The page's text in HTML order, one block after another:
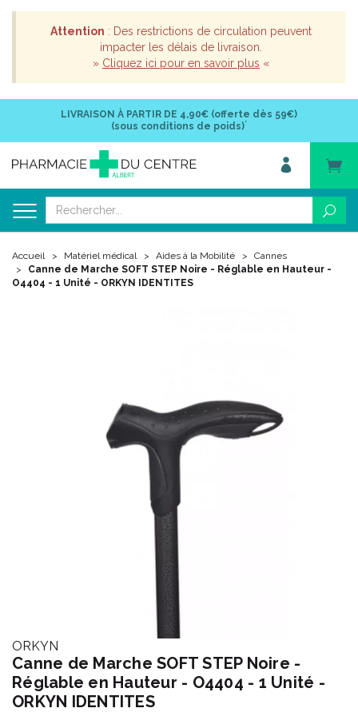
Attention : Des restrictions de circulation peuvent
impacter les délais de livraison.
» Cliquez ici pour en savoir plus «
LIVRAISON À PARTIR DE 4,90€ (offerte dès 59€)
(sous conditions de poids)*
Accueil Matériel médical Aides à la Mobilité
Cannes
Canne de Marche SOFT STEP Noire - Réglable en Hauteur -
O4404 - 1 Unité - ORKYN IDENTITES
ORKYN
Canne de Marche SOFT STEP Noire -
Réglable en Hauteur - O4404 - 1 Unité -
ORKYN IDENTITES